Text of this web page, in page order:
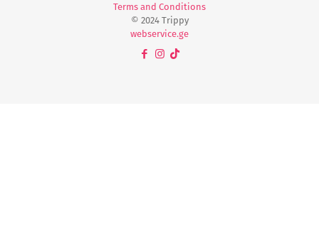
Terms and Conditions
© 2024 Trippy
webservice.ge